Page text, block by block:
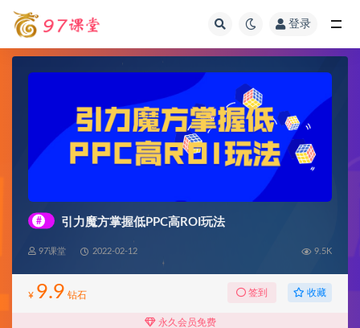
登录
# 引力魔方掌握低PPC高ROI玩法
97课堂 2022-02-12 9.5K
¥ 9.9 钻石 签到 收藏
永久会员免费